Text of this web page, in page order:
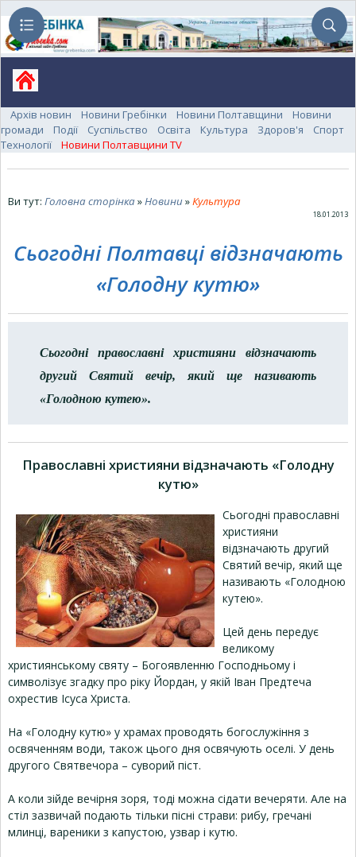
Архів новин Новини Гребінки Новини Полтавщини
Новини
громади
Події Суспільство Освіта Культура Здоров'я
Спорт
Технології
Новини Полтавщини TV
Ви тут: Головна сторінка» Новини»Культура
18.01.2013
Сьогодні Полтавці відзначають
«Голодну кутю»
Сьогодні православні християни відзначають
другий Святий вечір, який ще називають
«Голодною кутею».
Православні християни відзначають «Голодну
кутю»
Сьогодні православні
християни
відзначають другий
Святий вечір, який ще
називають «Голодною
кутею».
Цей день передує
великому
християнському святу – Богоявленню Господньому і
символізує згадку про ріку Йордан, у якій Іван Предтеча
охрестив Ісуса Христа.
На «Голодну кутю» у храмах проводять богослужіння з
освяченням води, також цього дня освячують оселі. У день
другого Святвечора – суворий піст.
А коли зійде вечірня зоря, тоді можна сідати вечеряти. Але на
стіл зазвичай подають тільки пісні страви: рибу, гречані
млинці, вареники з капустою, узвар і кутю.